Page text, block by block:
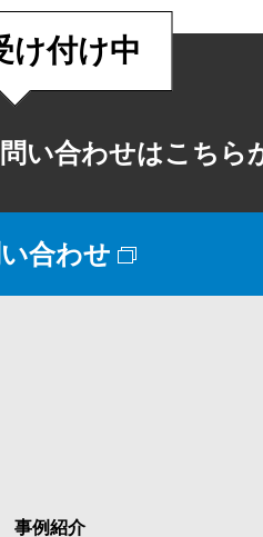
け付け中
い合わせはこちら
合わせ
事例紹介